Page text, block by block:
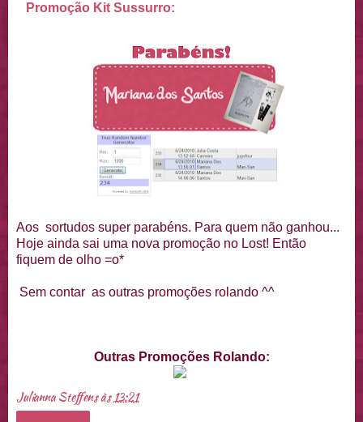
Promoção Kit Sussurro:
Aos sortudos super parabéns. Para quem não ganhou...
Hoje ainda sai uma nova promoção no Lost! Então
fiquem de olho =o*
Sem contar as outras promoções rolando ^^
Outras Promoções Rolando:
Julianna Steffensàs 13:21